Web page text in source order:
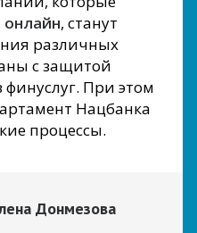
, станут
различных
с защитой
финуслуг. При этом
Нацбанка
процессы.
Донмезова